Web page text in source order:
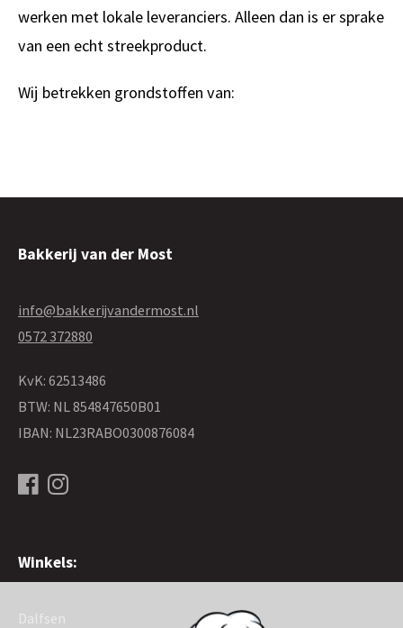
werken met lokale leveranciers. Alleen dan is er sprake
van een echt streekproduct.
Wij betrekken grondstoffen van:
Bakkerij van der Most
info@bakkerijvandermost.nl
0572 372880
KvK: 62513486
BTW: NL 854847650B01
IBAN: NL23RABO0300876084
Winkels:
Dalfsen